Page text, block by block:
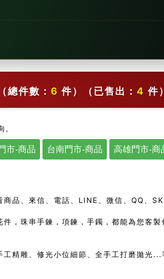
（總件數： 6 件） （已售出： 4 件）
市-商品 台南門市-商品 高雄門市-商
品、來信、電話、LINE、微信、QQ、
，珠串手鍊，項鍊，手鐲，都能為您客製
精雕、修光小位細節、全手工打磨拋光...